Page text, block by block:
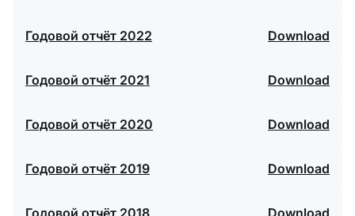
Годовой отчёт 2022 Download
Годовой отчёт 2021 Download
Годовой отчёт 2020 Download
Годовой отчёт 2019 Download
Годовой отчёт 2018 Download